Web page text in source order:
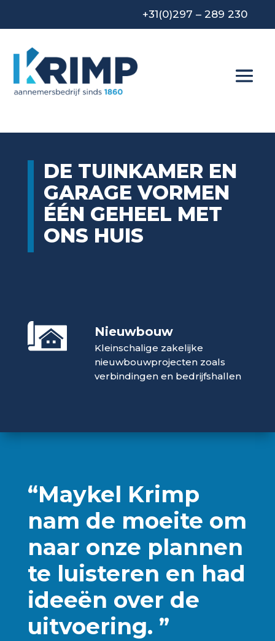
+31(0)297 – 289 230
DE TUINKAMER EN
GARAGE VORMEN
ÉÉN GEHEEL MET
ONS HUIS
Nieuwbouw
Kleinschalige zakelijke
nieuwbouwprojecten zoals
verbindingen en bedrijfshallen
“Maykel Krimp
nam de moeite om
naar onze plannen
te luisteren en had
ideeën over de
uitvoering. ”